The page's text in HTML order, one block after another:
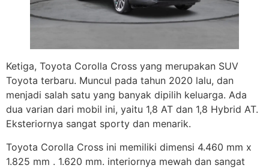
Ketiga, Toyota Corolla Cross yang merupakan SUV
Toyota terbaru. Muncul pada tahun 2020 lalu, dan
menjadi salah satu yang banyak dipilih keluarga. Ada
dua varian dari mobil ini, yaitu 1,8 AT dan 1,8 Hybrid AT.
Eksteriornya sangat sporty dan menarik.
Toyota Corolla Cross ini memiliki dimensi 4.460 mm x
1.825 mm . 1.620 mm. interiornya mewah dan sangat